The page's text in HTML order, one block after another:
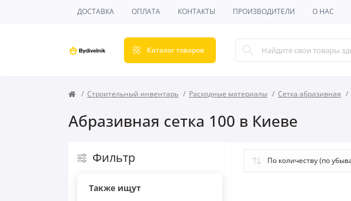
ДОСТАВКА ОПЛАТА КОНТАКТЫ ПРОИЗВОДИТЕЛИ О НАС
Каталог товаров
Строительный инвентарь Расходные материалы Сетка абразивная
Абразивная сетка 100 в Киеве
Фильтр
Также ищут